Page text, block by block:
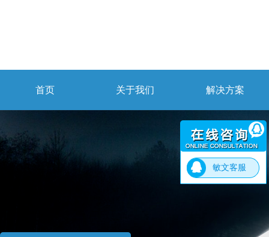
首页 关于我们 解决方案
敏文客服